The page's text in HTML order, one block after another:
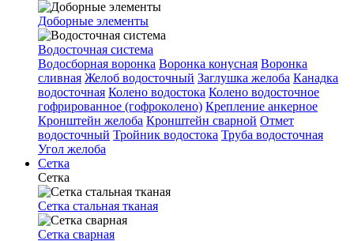
Доборные элементы
Водосточная система
Водосборная воронка Воронка конусная Воронка
сливная Желоб водосточный Заглушка желоба Канадка
водосточная Колено водостока Колено водосточное
гофрированное (гофроколено) Крепление анкерное
Кронштейн желоба Кронштейн сварной Отмет
водосточный Тройник водостока Труба водосточная
Угол желоба
Сетка
Сетка
Сетка стальная тканая
Сетка сварная